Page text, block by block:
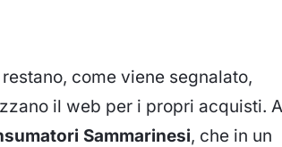
come viene segnalato,
il web per i propri acquisti. A
Sammarinesi, che in un